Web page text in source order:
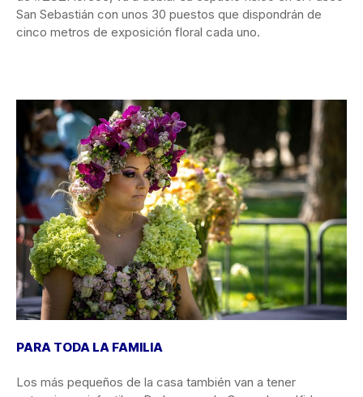
San Sebastián con unos 30 puestos que dispondrán de
cinco metros de exposición floral cada uno.
PARA TODA LA FAMILIA
Los más pequeños de la casa también van a tener